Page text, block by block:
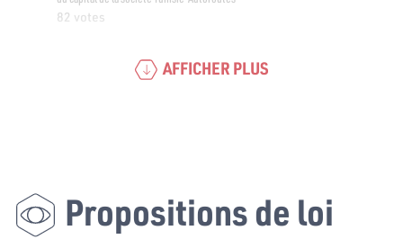
82 votes
AFFICHER PLUS
Propositions de loi